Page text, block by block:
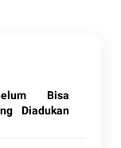
Bisa
Diadukan